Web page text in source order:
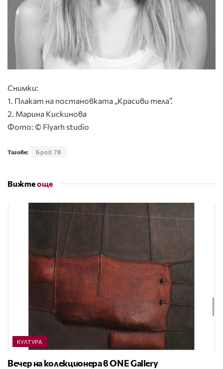
Снимки:
1. Плакат на постановката „Красиви тела”.
2. Марина Кискинова
Фото: © Flyarh studio
Тагове: Брой 78
Вижтеоще
КУЛТУРА
Вечер на колекционера в ONE Gallery